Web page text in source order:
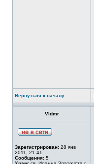
Вернуться к началу
Vldmr
Зарегистрирован: 28 янв
2011, 21:41
Сообщения: 5